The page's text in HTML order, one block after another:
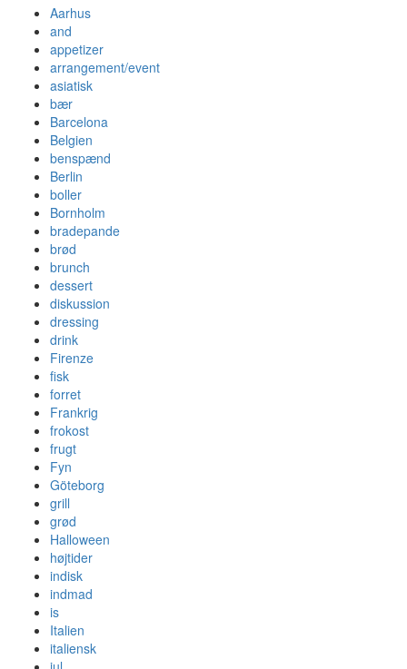
Aarhus
and
appetizer
arrangement/event
asiatisk
bær
Barcelona
Belgien
benspænd
Berlin
boller
Bornholm
bradepande
brød
brunch
dessert
diskussion
dressing
drink
Firenze
fisk
forret
Frankrig
frokost
frugt
Fyn
Göteborg
grill
grød
Halloween
højtider
indisk
indmad
is
Italien
italiensk